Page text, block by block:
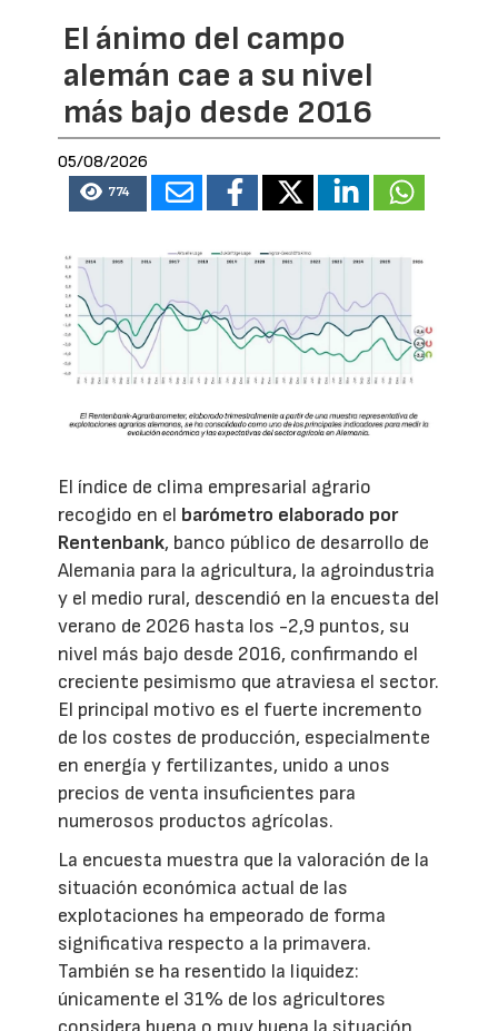
El ánimo del campo
alemán cae a su nivel
más bajo desde 2016
05/08/2026
774
El índice de clima empresarial agrario
recogido en el barómetro elaborado por
Rentenbank, banco público de desarrollo de
Alemania para la agricultura, la agroindustria
y el medio rural, descendió en la encuesta del
verano de 2026 hasta los -2,9 puntos, su
nivel más bajo desde 2016, confirmando el
creciente pesimismo que atraviesa el sector.
El principal motivo es el fuerte incremento
de los costes de producción, especialmente
en energía y fertilizantes, unido a unos
precios de venta insuficientes para
numerosos productos agrícolas.
La encuesta muestra que la valoración de la
situación económica actual de las
explotaciones ha empeorado de forma
significativa respecto a la primavera.
También se ha resentido la liquidez:
únicamente el 31% de los agricultores